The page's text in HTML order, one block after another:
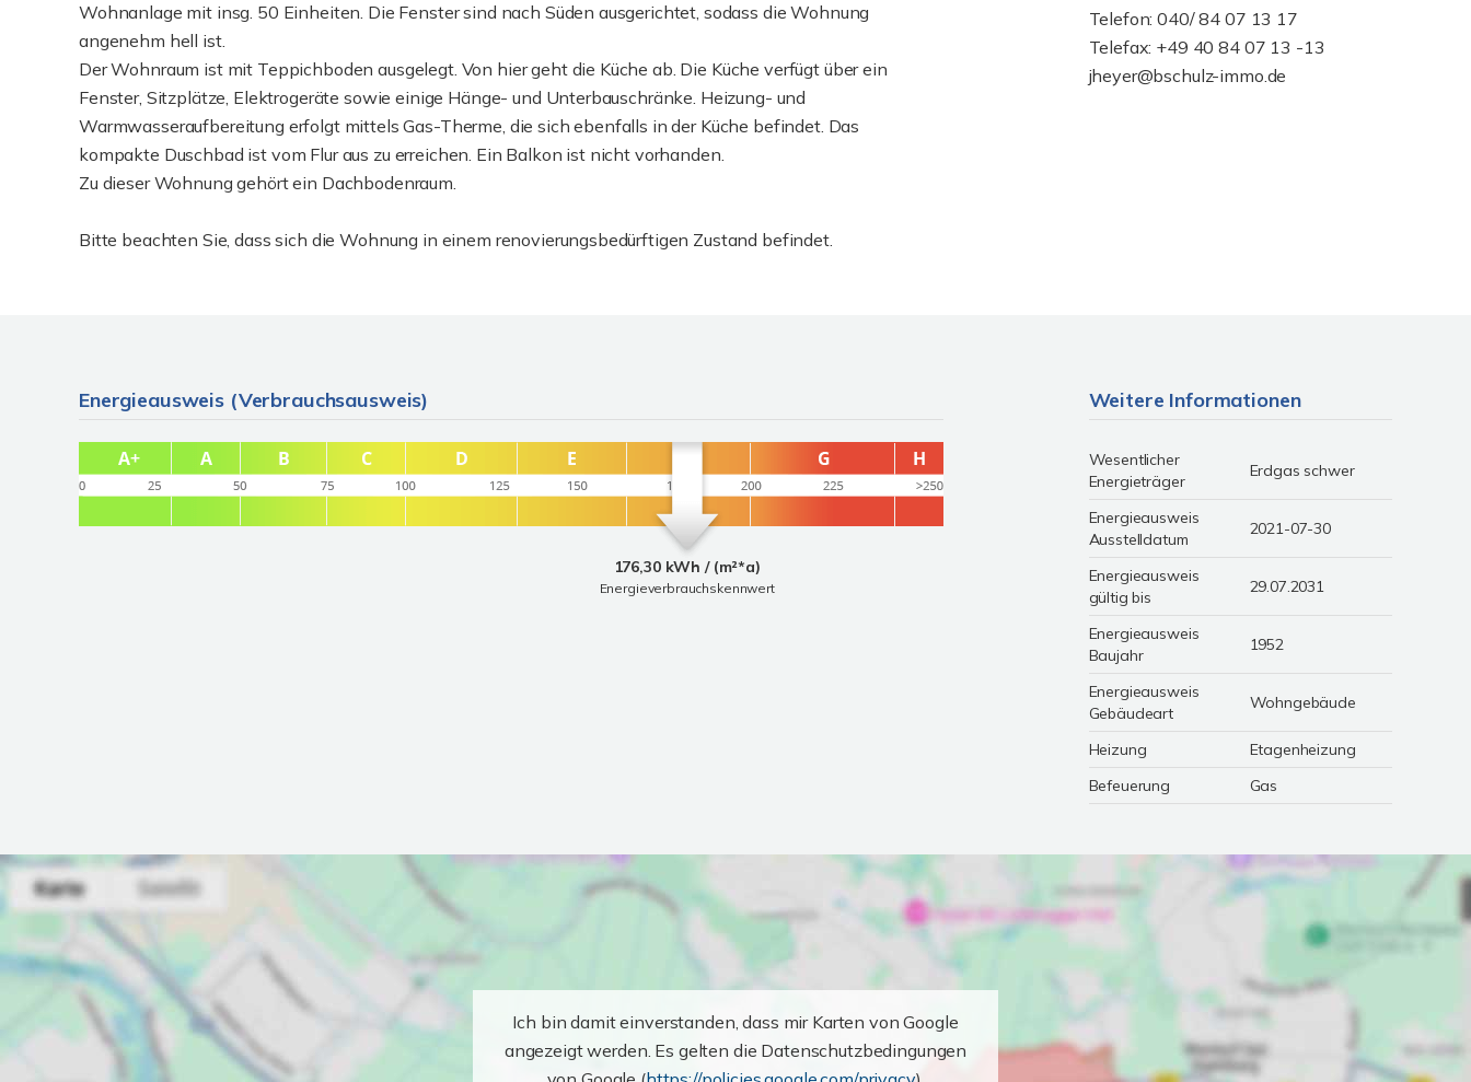
Wohnanlage mit insg. 50 Einheiten. Die Fenster sind nach Süden ausgerichtet, sodass die Wohnung
angenehm hell ist.
Der Wohnraum ist mit Teppichboden ausgelegt. Von hier geht die Küche ab. Die Küche verfügt über ein
Fenster, Sitzplätze, Elektrogeräte sowie einige Hänge- und Unterbauschränke. Heizung- und
Warmwasseraufbereitung erfolgt mittels Gas-Therme, die sich ebenfalls in der Küche befindet. Das
kompakte Duschbad ist vom Flur aus zu erreichen. Ein Balkon ist nicht vorhanden.
Zu dieser Wohnung gehört ein Dachbodenraum.
Bitte beachten Sie, dass sich die Wohnung in einem renovierungsbedürftigen Zustand befindet.
Telefon: 040/ 84 07 13 17
Telefax: +49 40 84 07 13 -13
jheyer@bschulz-immo.de
Energieausweis (Verbrauchsausweis)
176,30 kWh / (m²*a)
Energieverbrauchskennwert
Weitere Informationen
Wesentlicher
Energieträger
Erdgas schwer
Energieausweis
Ausstelldatum
2021-07-30
Energieausweis
gültig bis
29.07.2031
Energieausweis
Baujahr
1952
Energieausweis
Gebäudeart
Wohngebäude
Heizung
Etagenheizung
Befeuerung
Gas
Ich bin damit einverstanden, dass mir Karten von Google
angezeigt werden. Es gelten die Datenschutzbedingungen